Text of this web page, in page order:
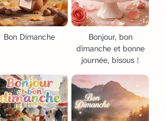
Bon Dimanche
Bonjour, bon
dimanche et bonne
journée, bisous !